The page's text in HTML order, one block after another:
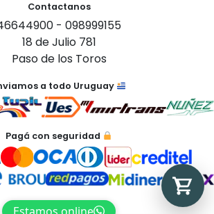
Contactanos
- 098999155
18 de Julio 781
Paso de los Toros
a todo Uruguay
Pagá con seguridad
automáticamente.